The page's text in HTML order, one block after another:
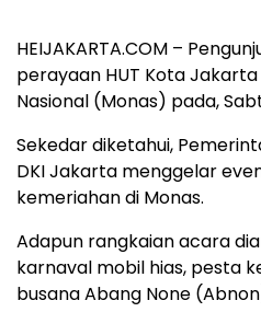
HEIJAKARTA.COM –
perayaan HUT Kota
Nasional (Monas) pada,
Sekedar diketahui,
DKI Jakarta menggelar
kemeriahan di Monas.
Adapun rangkaian acara
karnaval mobil hias, pesta
busana Abang None